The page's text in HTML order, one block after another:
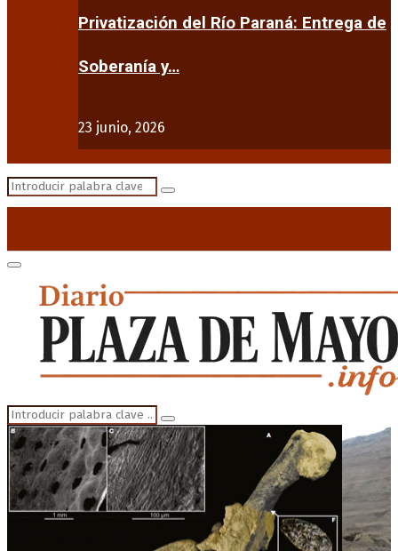
Privatización del Río Paraná: Entrega de
Soberanía y…
23 junio, 2026
Search
Search
Primary
Menu
Search
for:
Search